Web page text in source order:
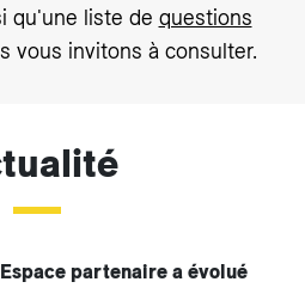
qu'une liste de questions
vous invitons à consulter.
partenaire a évolué